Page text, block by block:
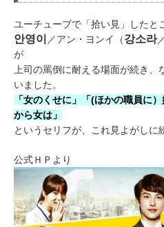
ユーチューブで「拾い見」したと
안영이 ／アン・ヨンイ（강소라
が
上司の罵倒に耐える場面が続き、
いました。
「女のくせに」「(ほかの職員に
から女は」
というセリフが、これ見よがしに
公式ＨＰより